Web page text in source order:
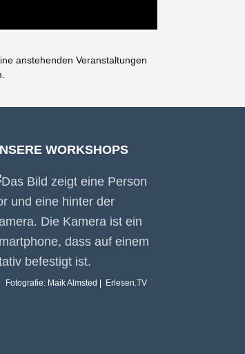
anstehenden Veranstaltungen
WORKSHOPS
Fotografie: Maik Almsted | Erlesen.TV